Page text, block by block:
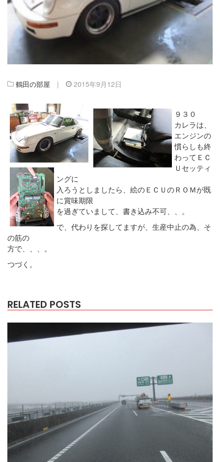
鶴田の部屋 | 2015年9月12日
９３０
カレラは、
エンジンの
慣らしも終
わってＥＣ
Ｕセッティ
ングに
入ろうとしましたら、絵のＥＣＵのＲＯＭが既
に賞味期限
を過ぎていまして、書き込み不可、、。
で、代わりを探してますが、生産中止の為、そ
の筋の
方で、、、。
つづく。
RELATED POSTS